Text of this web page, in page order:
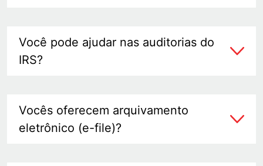
Você pode ajudar nas auditorias do
IRS?
Vocês oferecem arquivamento
eletrônico (e-file)?